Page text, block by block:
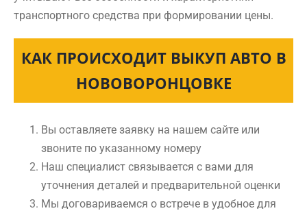
транспортного средства при формировании цены.
КАК ПРОИСХОДИТ ВЫКУП АВТО В
НОВОВОРОНЦОВКЕ
Вы оставляете заявку на нашем сайте или
звоните по указанному номеру
Наш специалист связывается с вами для
уточнения деталей и предварительной оценки
Мы договариваемся о встрече в удобное для